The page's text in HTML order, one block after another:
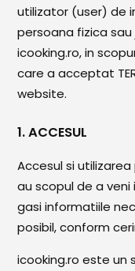
Toate Reţetele
Aperitive
Aperitive Reci
Mezeluri
Ronțăieli
Băuturi
Băuturi calde
utilizator (user) de
persoana fizica
icooking.ro, in
care a acceptat
website.
1. ACCESUL
Accesul si
au scopul de a
gasi informatiile
posibil, conform
icooking.ro este un